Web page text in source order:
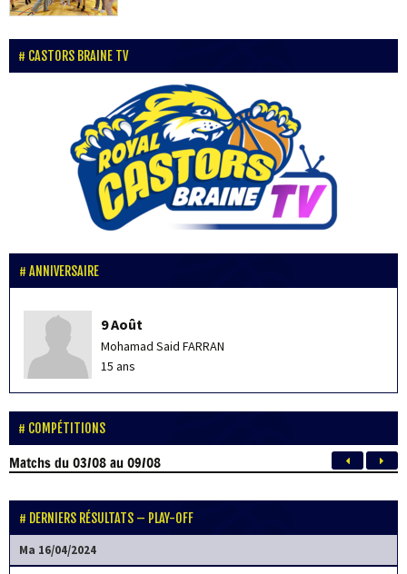
CASTORS BRAINE TV
ANNIVERSAIRE
9 Août
Mohamad Said FARRAN
15 ans
COMPÉTITIONS
Matchsdu 03/08 au 09/08
DERNIERS RÉSULTATS – PLAY-OFF
Ma 16/04/2024